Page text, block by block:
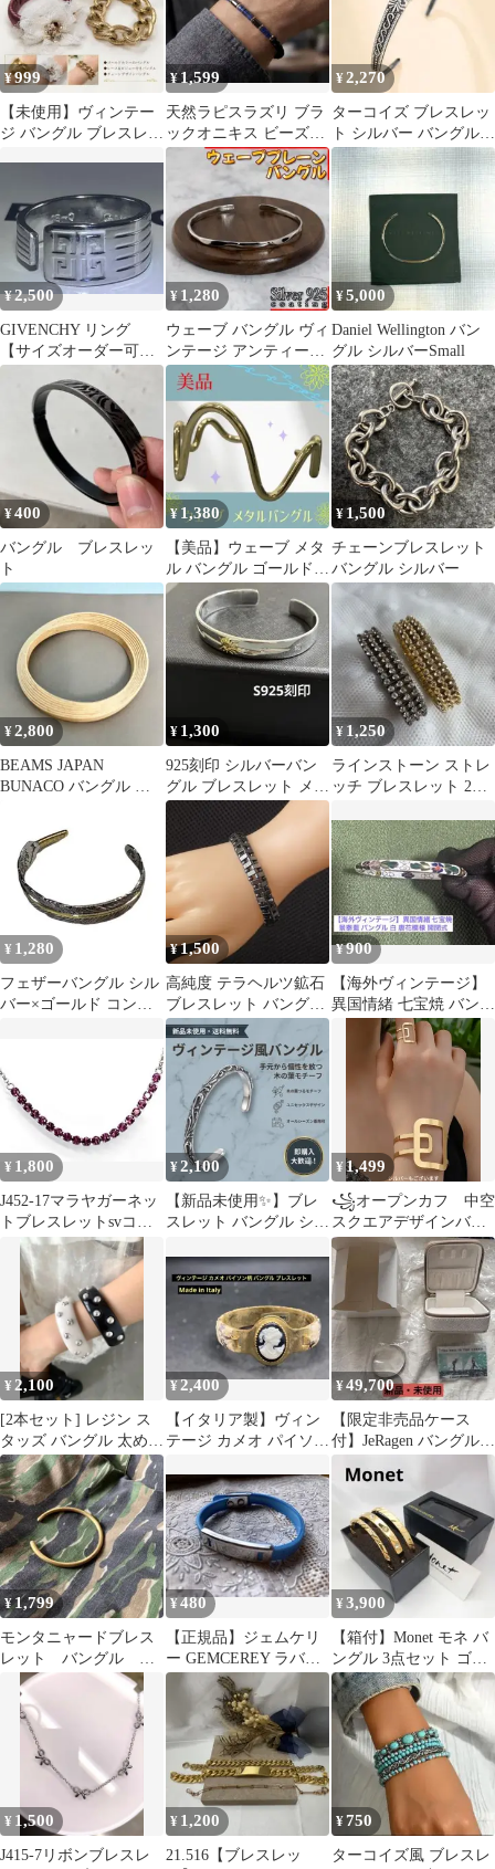
¥999
【未使用】ヴィンテー
ジ バングル ブレスレッ
¥ 1,599
天然ラピスラズリ ブラ
ックオニキス ビーズブ
レスレット メンズ ユニ
セックス
¥2,270
ターコイズ ブレスレッ
ト シルバー バングル
レディース メンズ
¥2,500
GIVENCHY リング
【サイズオーダー可
能・1号〜35号】
¥ 1,280
ウェーブ バングル ヴィ
ンテージ アンティーク
メキシカン シルバー
925
¥5,000
Daniel Wellington バン
グル シルバーSmall
¥400
バングル ブレスレッ
ト
¥ 1,380
【美品】ウェーブ メタ
ル バングル ゴールド
ブレスレット シンプル
¥1,500
チェーンブレスレット
バングル シルバー
¥2,800
BEAMS JAPAN
BUNACO バングル ク
¥ 1,300
925刻印 シルバーバン
グル ブレスレット メキ
シカン インディアン 太
¥ 1,250
ラインストーン ストレ
ッチ ブレスレット 2本
¥ 1,280
フェザーバングル シル
バー×ゴールド コンビ
¥1,500
​高純度 テラヘルツ鉱石
ブレスレット バングル
風 16cm 健康 美容
¥900
【海外ヴィンテージ】
異国情緒 七宝焼 バング
ル 景泰藍 ホワイト唐花
模様 開閉式
¥ 1,800
J452-17マラヤガーネッ
トブレスレットsvコー
ティング
¥2,100
【新品未使用✨️】ブレ
スレット バングル シル
s925
¥1,499
꧁オープンカフ 中空
スクエアデザインバン
グルとリングのセット
꧂ ゴールド
¥ 2,100
[2本セット] レジン ス
タッズ バングル 太め
Y2K 韓国風
¥2,400
【イタリア製】ヴィン
テージ カメオ パイソン
ト 31g
¥49,700
【限定非売品ケース
付】JeRagen バングル S
サイズ おまけ付
¥1,799
モンタニャードブレス
レット バングル メ
ンズ ミリタリー ベ
トナム戦争 レプリカ
¥480
【正規品】ジェムケリ
ー GEMCEREY ラバー
ブレスレット ブルー シ
¥3,900
【箱付】Monet モネ バ
ングル 3点セット ゴー
ルドカラー ビンテージ
¥ 1,500
J415-7リボンブレスレ
¥ 1,200
21.516【ブレスレッ
¥750
ターコイズ風 ブレスレ